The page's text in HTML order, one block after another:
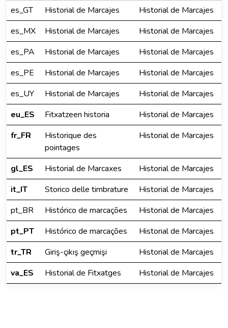
es_GT
Historial de Marcajes
Historial de Marcajes
es_MX
Historial de Marcajes
Historial de Marcajes
es_PA
Historial de Marcajes
Historial de Marcajes
es_PE
Historial de Marcajes
Historial de Marcajes
es_UY
Historial de Marcajes
Historial de Marcajes
eu_ES
Fitxatzeen historia
Historial de Marcajes
fr_FR
Historique des
pointages
Historial de Marcajes
gl_ES Historial de Marcaxes
Historial de Marcajes
it_IT
Storico delle timbrature
Historial de Marcajes
pt_BR
Histórico de marcações
Historial de Marcajes
pt_PT
Histórico de marcações
Historial de Marcajes
tr_TR
Giriş-çıkış geçmişi
Historial de Marcajes
va_ES
Historial de Fitxatges Historial de Marcajes